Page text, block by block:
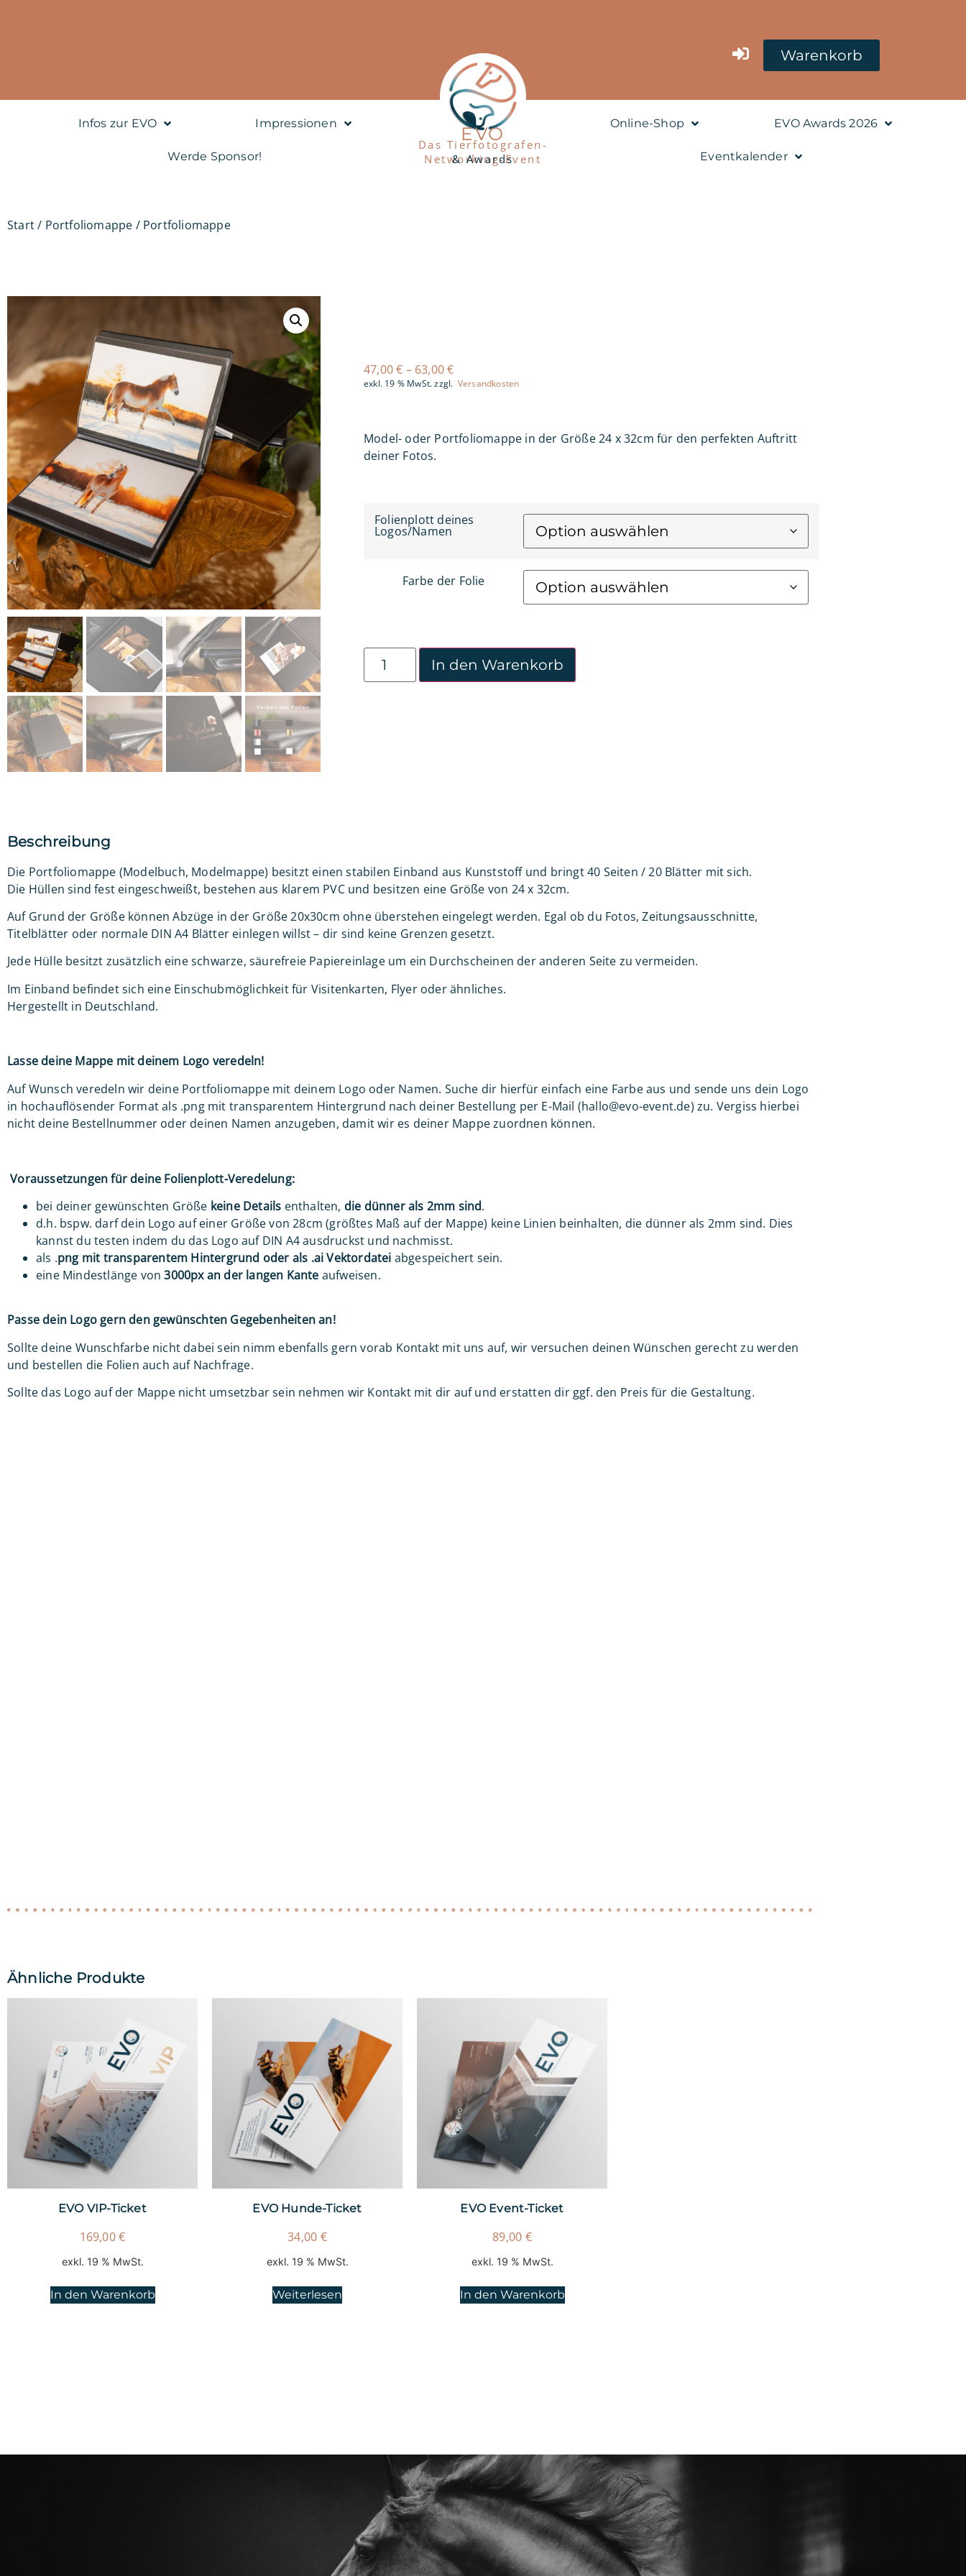
Warenkorb
Infos zur EVO Impressionen
Werde Sponsor!
EVO
Das Tierfotografen-
Networking-Event
& Awards
Online-Shop EVO Awards 2026
Eventkalender
Start/ Portfoliomappe / Portfoliomappe
47,00€ – 63,00€
exkl. 19 % MwSt. zzgl. Versandkosten
Model- oder Portfoliomappe in der Größe 24 x 32cm für den perfekten Auftritt
deiner Fotos.
Folienplott deines
Logos/Namen
Farbe der Folie
In den Warenkorb
Beschreibung
Die Portfoliomappe (Modelbuch, Modelmappe) besitzt einen stabilen Einband aus Kunststoff und bringt 40 Seiten / 20 Blätter mit sich.
Die Hüllen sind fest eingeschweißt, bestehen aus klarem PVC und besitzen eine Größe von 24 x 32cm.
Auf Grund der Größe können Abzüge in der Größe 20x30cm ohne überstehen eingelegt werden. Egal ob du Fotos, Zeitungsausschnitte,
Titelblätter oder normale DIN A4 Blätter einlegen willst – dir sind keine Grenzen gesetzt.
Jede Hülle besitzt zusätzlich eine schwarze, säurefreie Papiereinlage um ein Durchscheinen der anderen Seite zu vermeiden.
Im Einband befindet sich eine Einschubmöglichkeit für Visitenkarten, Flyer oder ähnliches.
Hergestellt in Deutschland.
Lasse deine Mappe mit deinem Logo veredeln!
Auf Wunsch veredeln wir deine Portfoliomappe mit deinem Logo oder Namen. Suche dir hierfür einfach eine Farbe aus und sende uns dein Logo
in hochauflösender Format als .png mit transparentem Hintergrund nach deiner Bestellung per E-Mail (hallo@evo-event.de) zu. Vergiss hierbei
nicht deine Bestellnummer oder deinen Namen anzugeben, damit wir es deiner Mappe zuordnen können.
Voraussetzungen für deine Folienplott-Veredelung:
bei deiner gewünschten Größe keine Details enthalten, die dünner als 2mm sind.
d.h. bspw. darf dein Logo auf einer Größe von 28cm (größtes Maß auf der Mappe) keine Linien beinhalten, die dünner als 2mm sind. Dies
kannst du testen indem du das Logo auf DIN A4 ausdruckst und nachmisst.
als .png mit transparentem Hintergrund oder als .ai Vektordatei abgespeichert sein.
eine Mindestlänge von3000px an der langen Kante aufweisen.
Passe dein Logo gern den gewünschten Gegebenheiten an!
Sollte deine Wunschfarbe nicht dabei sein nimm ebenfalls gern vorab Kontakt mit uns auf, wir versuchen deinen Wünschen gerecht zu werden
und bestellen die Folien auch auf Nachfrage.
Sollte das Logo auf der Mappe nicht umsetzbar sein nehmen wir Kontakt mit dir auf und erstatten dir ggf. den Preis für die Gestaltung.
Ähnliche Produkte
EVO VIP-Ticket
169,00€
exkl. 19 % MwSt.
In den Warenkorb
EVO Hunde-Ticket
34,00 €
exkl. 19 % MwSt.
Weiterlesen
EVO Event-Ticket
89,00 €
exkl. 19 % MwSt.
In den Warenkorb